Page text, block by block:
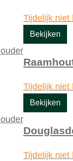
Tijdelijk niet
Bekijken
Tijdelijk niet
Bekijken
Tijdelijk niet